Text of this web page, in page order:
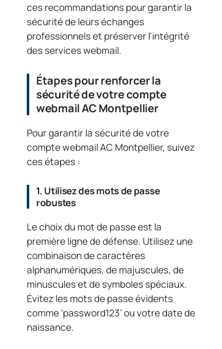
ces recommandations pour garantir la
sécurité de leurs échanges
professionnels et préserver l’intégrité
des services webmail.
Étapes pour renforcer la
sécurité de votre compte
webmail AC Montpellier
Pour garantir la sécurité de votre
compte webmail AC Montpellier, suivez
ces étapes :
1. Utilisez des mots de passe
robustes
Le choix du mot de passe est la
première ligne de défense. Utilisez une
combinaison de caractères
alphanumériques, de majuscules, de
minuscules et de symboles spéciaux.
Évitez les mots de passe évidents
comme ‘password123’ ou votre date de
naissance.